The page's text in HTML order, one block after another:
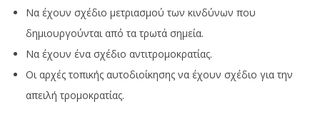
Να έχουν σχέδιο μετριασμού των κινδύνων που
δημιουργούνται από τα τρωτά σημεία.
Να έχουν ένα σχέδιο αντιτρομοκρατίας.
Οι αρχές τοπικής αυτοδιοίκησης να έχουν σχέδιο για την
απειλή τρομοκρατίας.